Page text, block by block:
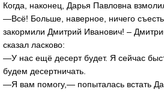
Когда, наконец, Дарья Павловна
—Всё! Больше, наверное, ничего
закормили Дмитрий Иванович! –
сказал ласково:
—У нас ещё десерт будет. Я сейчас
будем десертничать.
—Я вам помогу,— попыталась встать